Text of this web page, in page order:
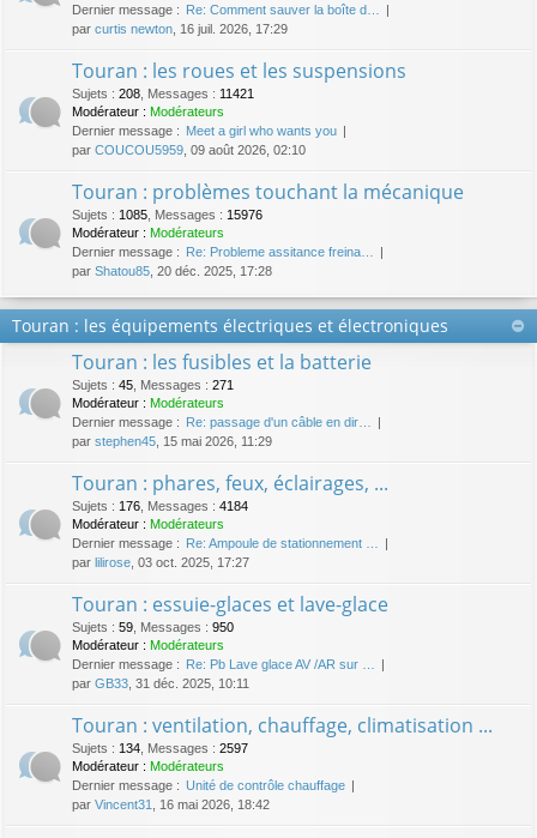
Dernier message : Re: Comment sauver la boîte d…
par curtis newton , 16 juil. 2026, 17:29
Touran : les roues et les suspensions
Sujets : 208 Messages : 11421
Modérateur : Modérateurs
Dernier message : Meet a girl who wants you
par COUCOU5959 , 09 août 2026, 02:10
Touran : problèmes touchant la mécanique
Sujets : 1085 Messages : 15976
Modérateur : Modérateurs
Dernier message : Re: Probleme assitance freina…
par Shatou85 , 20 déc. 2025, 17:28
Touran : les équipements électriques et électroniques
Touran : les fusibles et la batterie
Sujets : 45 Messages : 271
Modérateur : Modérateurs
Dernier message : Re: passage d'un câble en dir…
par stephen45 , 15 mai 2026, 11:29
Touran : phares, feux, éclairages, ...
Sujets : 176 Messages : 4184
Modérateur : Modérateurs
Dernier message : Re: Ampoule de stationnement …
par lilirose , 03 oct. 2025, 17:27
Touran : essuie-glaces et lave-glace
Sujets : 59 Messages : 950
Modérateur : Modérateurs
Dernier message : Re: Pb Lave glace AV /AR sur …
par GB33 , 31 déc. 2025, 10:11
Touran : ventilation, chauffage, climatisation ...
Sujets : 134 Messages : 2597
Modérateur : Modérateurs
Dernier message : Unité de contrôle chauffage
par Vincent31 , 16 mai 2026, 18:42